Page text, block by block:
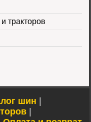
тракторов
шин
|